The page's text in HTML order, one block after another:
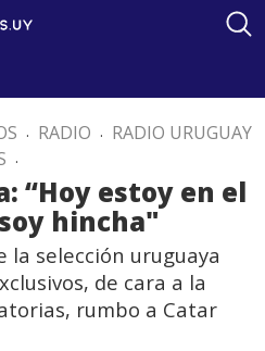
. RADIO . RADIO URUGUAY
.
“Hoy estoy en el
hincha"
la selección uruguaya
de cara a la
rumbo a Catar